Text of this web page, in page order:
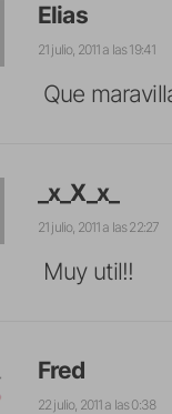
Elias
21 julio, 2011 a las 19:41
Que
_x_X_x_
21 julio, 2011 a las 22:27
Muy util!!
Fred
22 julio, 2011 a las 0:38